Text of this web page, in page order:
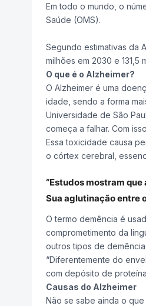
Em todo o mundo, o
Saúde (OMS).
Segundo estimativas da
milhões em 2030 e
O que é o Alzheimer?
O Alzheimer é uma
idade, sendo a forma
Universidade de São
começa a falhar. Com
Essa toxicidade causa
o córtex cerebral,
“Estudos mostram
Sua aglutinação entre
O termo demência é
comprometimento da
outros tipos de
“Diferentemente do
com depósito de
Causas do Alzheimer
Não se sabe ainda o